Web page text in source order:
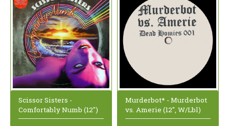
Scissor Sisters -
Comfortably Numb (12")
Murderbot* - Murderbot
vs. Amerie (12", W/Lbl)